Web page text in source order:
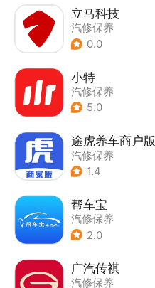
立马科技
汽修保养
0.0
小特
汽修保养
5.0
途虎养车商户版
汽修保养
1.4
帮车宝
汽修保养
2.0
广汽传祺
汽修保养